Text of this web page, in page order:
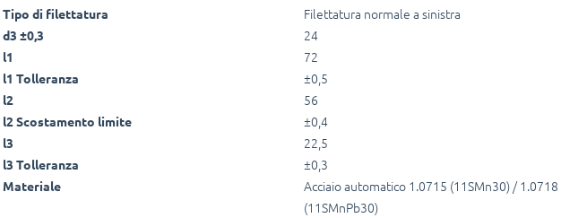
Tipo di filettatura Filettatura normale a sinistra
d3 ±0,3 24
l1 72
l1 Tolleranza ±0,5
l2 56
l2 Scostamento limite ±0,4
l3 22,5
l3 Tolleranza ±0,3
Materiale
Acciaio automatico 1.0715 (11SMn30) / 1.0718
(11SMnPb30)